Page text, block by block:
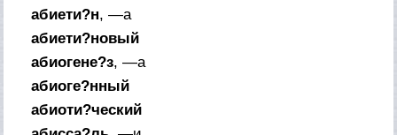
абиети?н, —а
абиети?новый
абиогене?з, —а
абиоге?нный
абиоти?ческий